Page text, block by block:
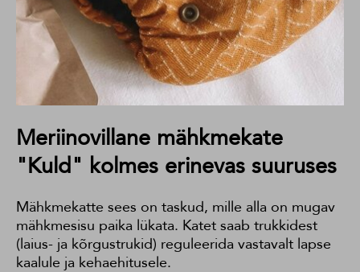
Meriinovillane mähkmekate
"Kuld" kolmes erinevas suuruses
Mähkmekatte sees on taskud, mille alla on mugav
mähkmesisu paika lükata. Katet saab trukkidest
(laius- ja kõrgustrukid) reguleerida vastavalt lapse
kaalule ja kehaehitusele.